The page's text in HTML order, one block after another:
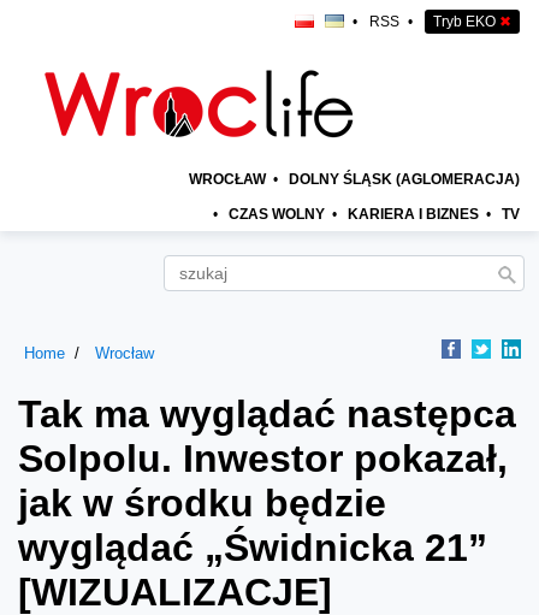
• RSS • Tryb EKO ✖
WROCŁAW • DOLNY ŚLĄSK (AGLOMERACJA)
• CZAS WOLNY • KARIERA I BIZNES • TV
Home Wrocław
Tak ma wyglądać następca
Solpolu. Inwestor pokazał,
jak w środku będzie
wyglądać „Świdnicka 21”
[WIZUALIZACJE]